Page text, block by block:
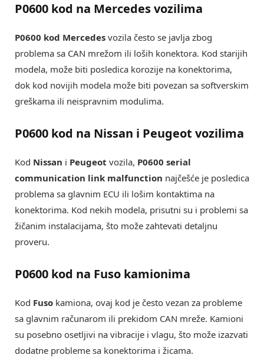
P0600 kod na Mercedes vozilima
P0600 kod Mercedes vozila često se javlja zbog
problema sa CAN mrežom ili loših konektora. Kod starijih
modela, može biti posledica korozije na konektorima,
dok kod novijih modela može biti povezan sa softverskim
greškama ili neispravnim modulima.
P0600 kod na Nissan i Peugeot vozilima
Kod Nissan i Peugeot vozila, P0600 serial
communication link malfunction najčešće je posledica
problema sa glavnim ECU ili lošim kontaktima na
konektorima. Kod nekih modela, prisutni su i problemi sa
žičanim instalacijama, što može zahtevati detaljnu
proveru.
P0600 kod na Fuso kamionima
Kod Fuso kamiona, ovaj kod je često vezan za probleme
sa glavnim računarom ili prekidom CAN mreže. Kamioni
su posebno osetljivi na vibracije i vlagu, što može izazvati
dodatne probleme sa konektorima i žicama.